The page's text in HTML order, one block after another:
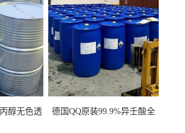
醇无色透
德国QQ原装99.9%异壬酸全